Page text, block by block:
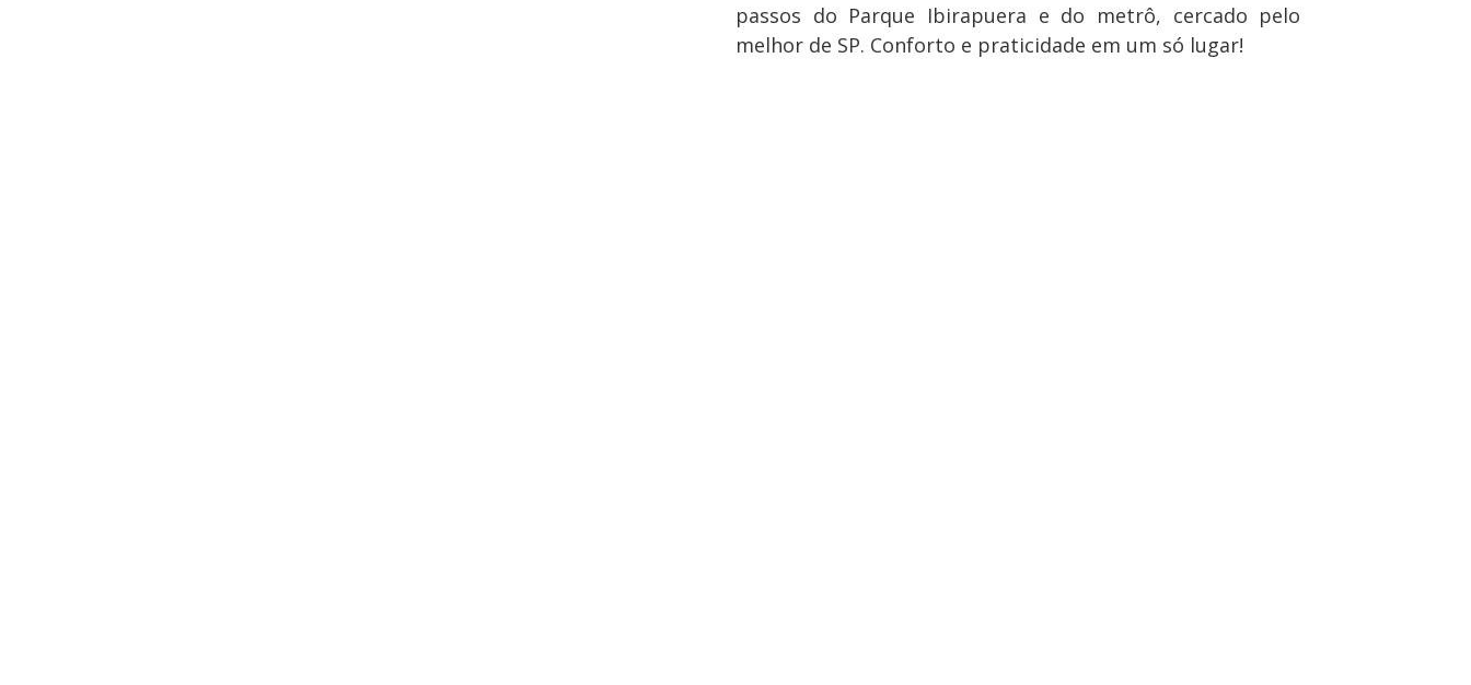
passos do Parque Ibirapuera e do metrô, cercado pelo
melhor de SP. Conforto e praticidade em um só lugar!